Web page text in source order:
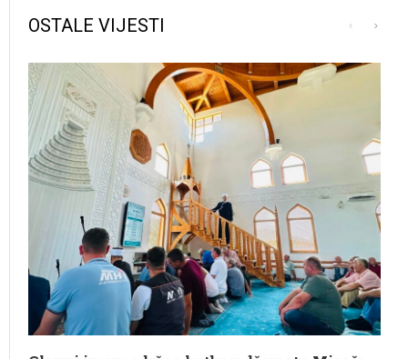
OSTALE VIJESTI